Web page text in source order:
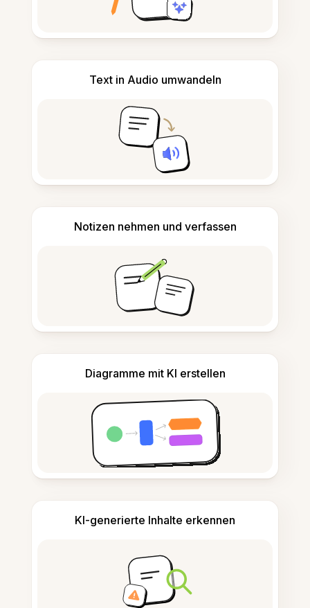
Text in Audio umwandeln
Notizen nehmen und verfassen
Diagramme mit KI erstellen
KI-generierte Inhalte erkennen